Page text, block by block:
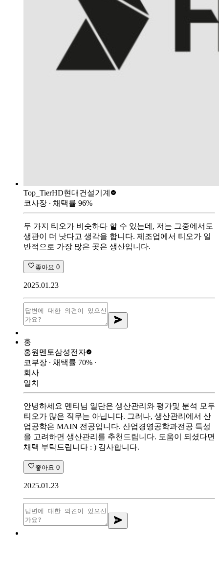
Top_TierHD현대건설기계
코사장 ∙ 채택률 96%
두 가지 티오가 비슷하다 할 수 있는데, 저는 그중에서도
생관이 더 낫다고 생각을 합니다. 제조업에서 티오가 일
반적으로 가장 많은 곳은 생산입니다.
좋아요 0
2025.01.23
홍
홍원멘토삼성전자
코부장 ∙ 채택률 70% ∙
회사
일치
안녕하세요 멘티님 일단은 생산관리와 평가및 분석 모두
티오가 많은 직무는 아닙니다. 그러나, 생산관리에서 산
업공학은 MAIN 전공입니다. 산업경영공학과전공 특성
을 고려하면 생산관리를 추천드립니다. 도움이 되셨다면
채택 부탁드립니다 : ) 감사합니다.
좋아요 0
2025.01.23